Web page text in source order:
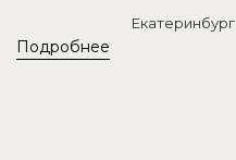
Подробнее
Екатеринбург